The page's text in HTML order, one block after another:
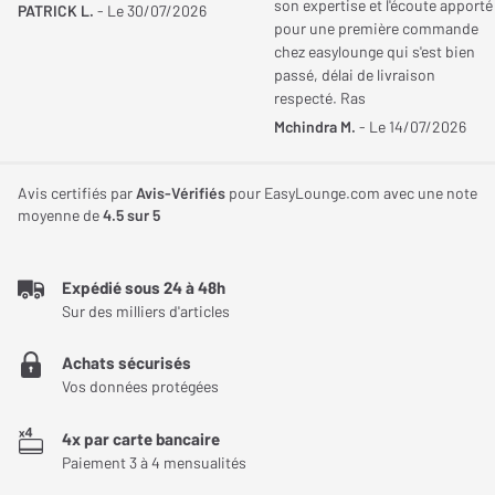
Le haut-parleur médium/grave de 10 cm utilise une membrane en
Kevlar, un matériau rigide qui limite la distorsion et améliore la
précision sonore. Le tweeter à dôme en soie de 25 mm assure
une restitution douce et détaillée des hautes fréquences, pour
Un streaming sans fil de qualité avec aptX
Cette technologie optimise la transmission audio pour conserver
Une connectique complète pour tous les usages
Ces enceintes disposent de nombreuses entrées pour s’adapter à
différentes sources. Les entrées optiques permettent de
20 kHz
Entrées audio
Optique x 2, Mini-jack 3,5
Connecteurs Additionnels
Largeur de l'enceinte
PATRICK L. - Le 30/07/2026
son expertise et l'écoute apporté
pour une première commande
chez easylounge qui s'est bien
passé, délai de livraison
respecté. Ras
Mchindra M. - Le 14/07/2026
Avis certifiés parAvis-Vérifiés pour EasyLounge.com avec une note
moyenne de4.5sur 5
Expédié sous 24 à 48h
Sur des milliers d'articles
Achats sécurisés
Vos données protégées
4x par carte bancaire
Paiement 3 à 4 mensualités